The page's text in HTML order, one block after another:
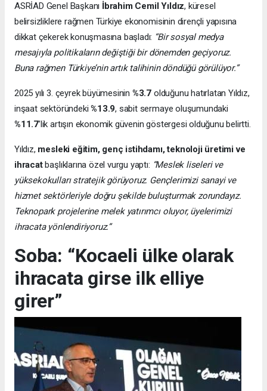
ASRİAD Genel Başkanı İbrahim Cemil Yıldız, küresel
belirsizliklere rağmen Türkiye ekonomisinin dirençli yapısına
dikkat çekerek konuşmasına başladı: “Bir sosyal medya
mesajıyla politikaların değiştiği bir dönemden geçiyoruz.
Buna rağmen Türkiye’nin artık talihinin döndüğü görülüyor.”
2025 yılı 3. çeyrek büyümesinin %3.7 olduğunu hatırlatan Yıldız,
inşaat sektöründeki%13.9, sabit sermaye oluşumundaki
%11.7’lik artışın ekonomik güvenin göstergesi olduğunu belirtti.
Yıldız, mesleki eğitim, genç istihdamı, teknoloji üretimi ve
ihracatbaşlıklarına özel vurgu yaptı: “Meslek liseleri ve
yüksekokulları stratejik görüyoruz. Gençlerimizi sanayi ve
hizmet sektörleriyle doğru şekilde buluşturmak zorundayız.
Teknopark projelerine melek yatırımcı oluyor, üyelerimizi
ihracata yönlendiriyoruz.”
Soba: “Kocaeli ülke olarak
ihracata girse ilk elliye
girer”